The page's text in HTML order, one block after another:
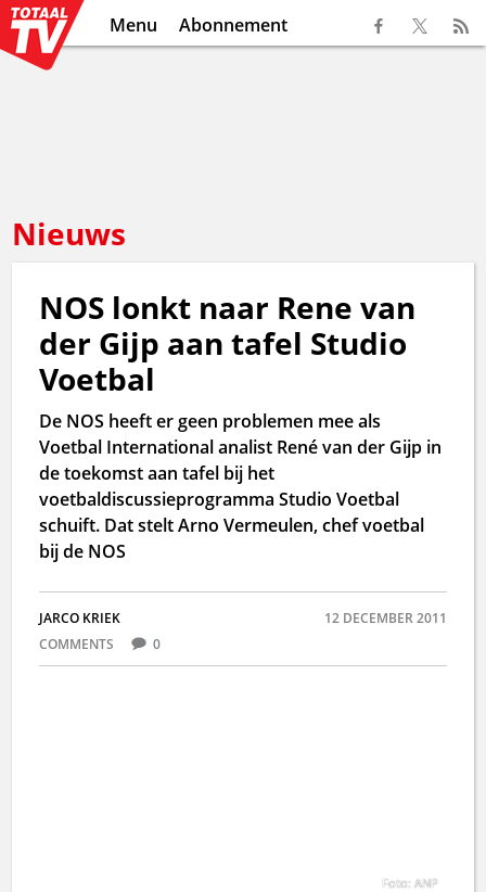
Menu Abonnement
Nieuws
NOS lonkt naar Rene van
der Gijp aan tafel Studio
Voetbal
De NOS heeft er geen problemen mee als
Voetbal International analist René van der Gijp in
de toekomst aan tafel bij het
voetbaldiscussieprogramma Studio Voetbal
schuift. Dat stelt Arno Vermeulen, chef voetbal
bij de NOS
JARCO KRIEK
12 DECEMBER 2011
COMMENTS
0
Foto: ANP